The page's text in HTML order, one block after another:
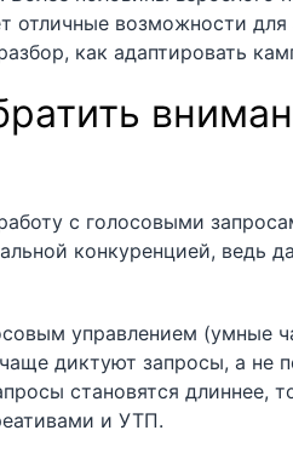
отличные возможности
как адаптировать
с голосовыми
конкуренцией, ведь
управлением (умные
диктуют запросы, а не
становятся длиннее,
и УТП.